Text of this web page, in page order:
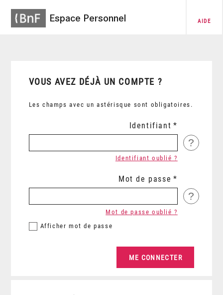
Espace Personnel AIDE
VOUS AVEZ DÉJÀ UN COMPTE ?
Les champs avec un astérisque sont obligatoires.
Identifiant
?
Identifiant oublié ?
Mot de passe
?
Afficher mot de passe
Mot de passe oublié ?